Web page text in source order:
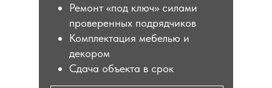
Ремонт «под ключ» силами
проверенных подрядчиков
Комплектация мебелью и
декором
Сдача объекта в срок